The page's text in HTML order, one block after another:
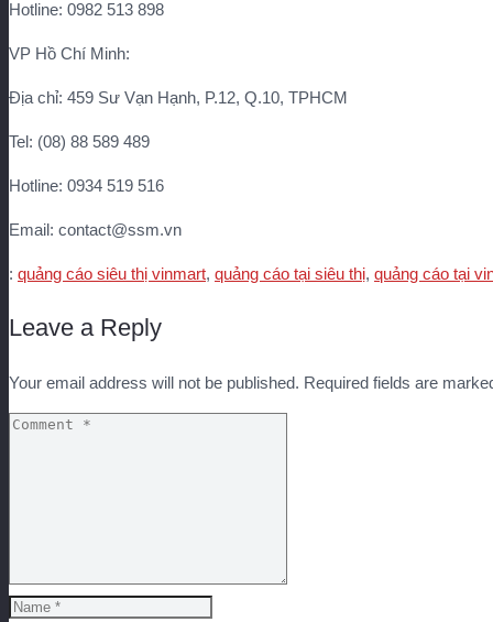
Hotline: 0982 513 898
VP Hồ Chí Minh:
Địa chỉ: 459 Sư Vạn Hạnh, P.12, Q.10, TPHCM
Tel: (08) 88 589 489
Hotline: 0934 519 516
Email: contact@ssm.vn
: quảng cáo siêu thị vinmart, quảng cáo tại siêu thị, quảng cáo tại
Leave a Reply
Your email address will not be published. Required fields are